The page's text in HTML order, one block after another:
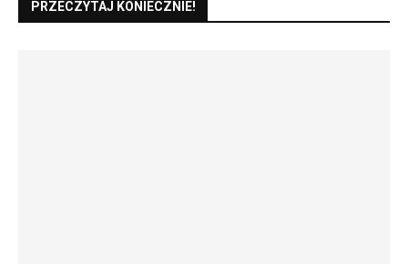
PRZECZYTAJ KONIECZNIE!